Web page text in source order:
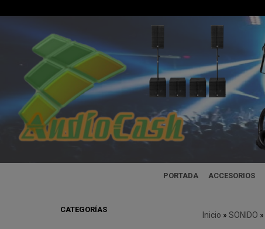
PORTADA ACCESORIOS
CATEGORÍAS
Inicio » SONIDO »